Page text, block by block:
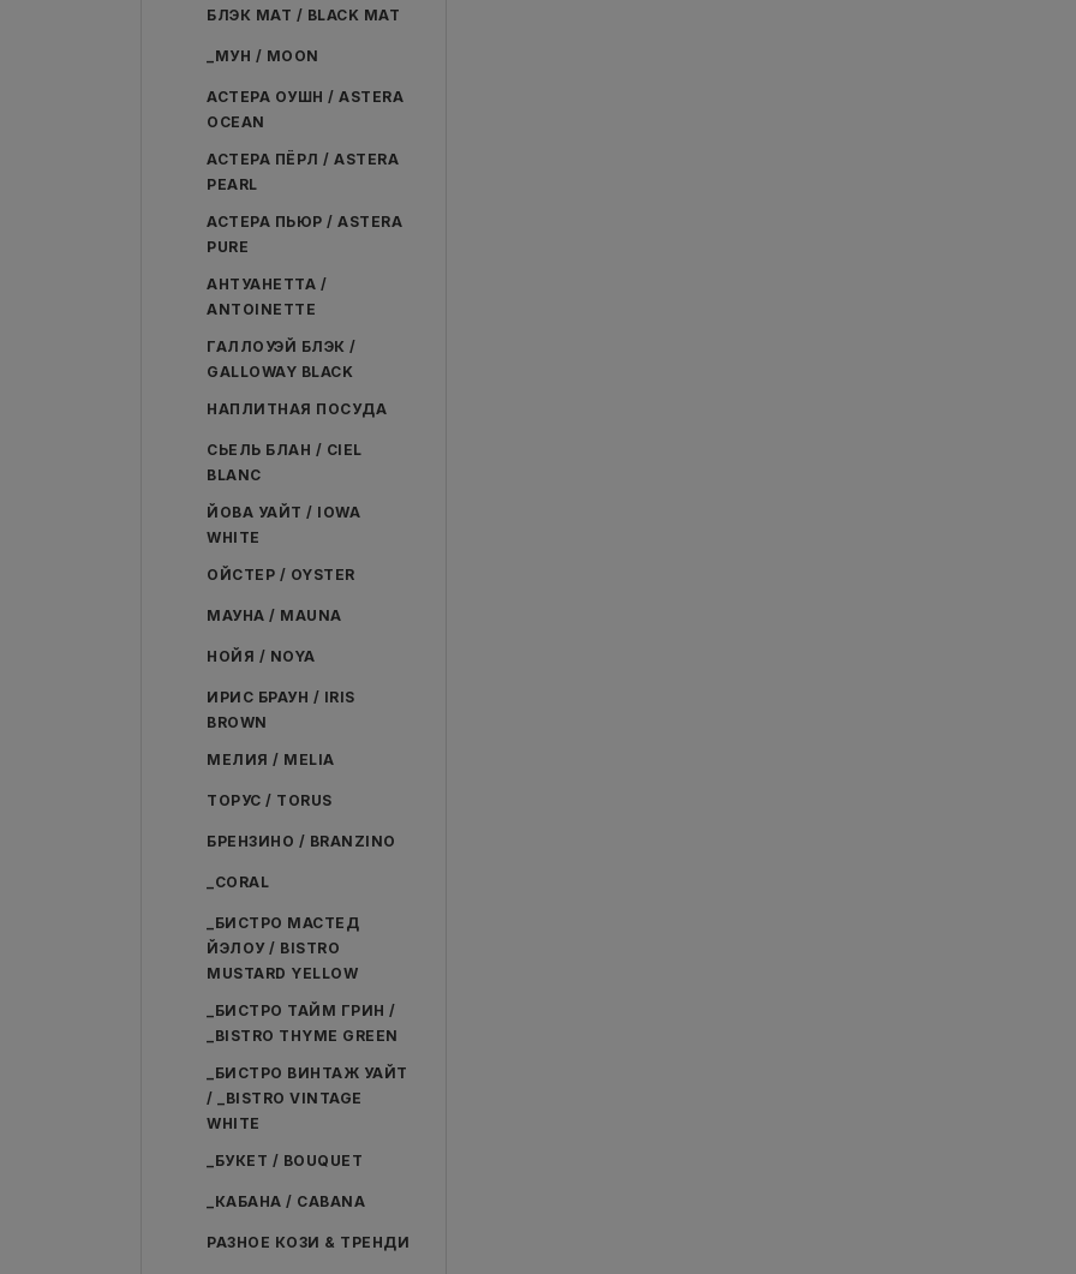
БЛЭК МАТ / BLACK MAT
_МУН / MOON
АСТЕРА ОУШН / ASTERA
OCEAN
АСТЕРА ПЁРЛ / ASTERA
PEARL
АСТЕРА ПЬЮР / ASTERA
PURE
АНТУАНЕТТА /
ANTOINETTE
ГАЛЛОУЭЙ БЛЭК /
GALLOWAY BLACK
НАПЛИТНАЯ ПОСУДА
СЬЕЛЬ БЛАН / CIEL
BLANC
ЙОВА УАЙТ / IOWA
WHITE
ОЙСТЕР / OYSTER
МАУНА / MAUNA
НОЙЯ / NOYA
ИРИС БРАУН / IRIS
BROWN
МЕЛИЯ / MELIA
ТОРУС / TORUS
БРЕНЗИНО / BRANZINO
_CORAL
_БИСТРО МАСТЕД
ЙЭЛОУ / BISTRO
MUSTARD YELLOW
_БИСТРО ТАЙМ ГРИН /
_BISTRO THYME GREEN
_БИСТРО ВИНТАЖ УАЙТ
/ _BISTRO VINTAGE
WHITE
_БУКЕТ / BOUQUET
_КАБАНА / CABANA
РАЗНОЕ КОЗИ & ТРЕНДИ